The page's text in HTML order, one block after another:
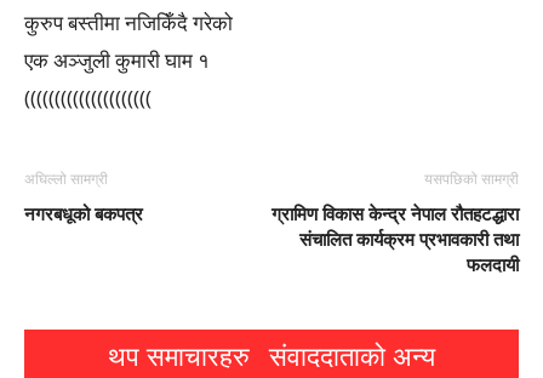
कुरुप बस्तीमा नजिकिँदै गरेको
एक अञ्जुली कुमारी घाम १
(((((((((((((((((((((
अघिल्लो सामग्री
नगरबधूको बकपत्र
यसपछिको सामग्री
ग्रामिण विकास केन्द्र नेपाल रौतहटद्धारा
संचालित कार्यक्रम प्रभावकारी तथा
फलदायी
थप समाचारहरु संवाददाताको अन्य